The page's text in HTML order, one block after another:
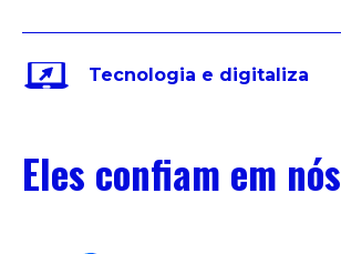
Tecnologia e digitaliza
Eles confiam em nós